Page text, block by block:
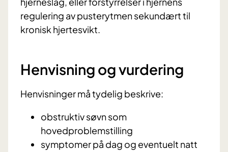
regulering av pusterytmen sekundært til
kronisk hjertesvikt.
Henvisning og vurdering
Henvisninger må tydelig beskrive:
obstruktiv søvn som
hovedproblemstilling
symptomer på dag og eventuelt natt